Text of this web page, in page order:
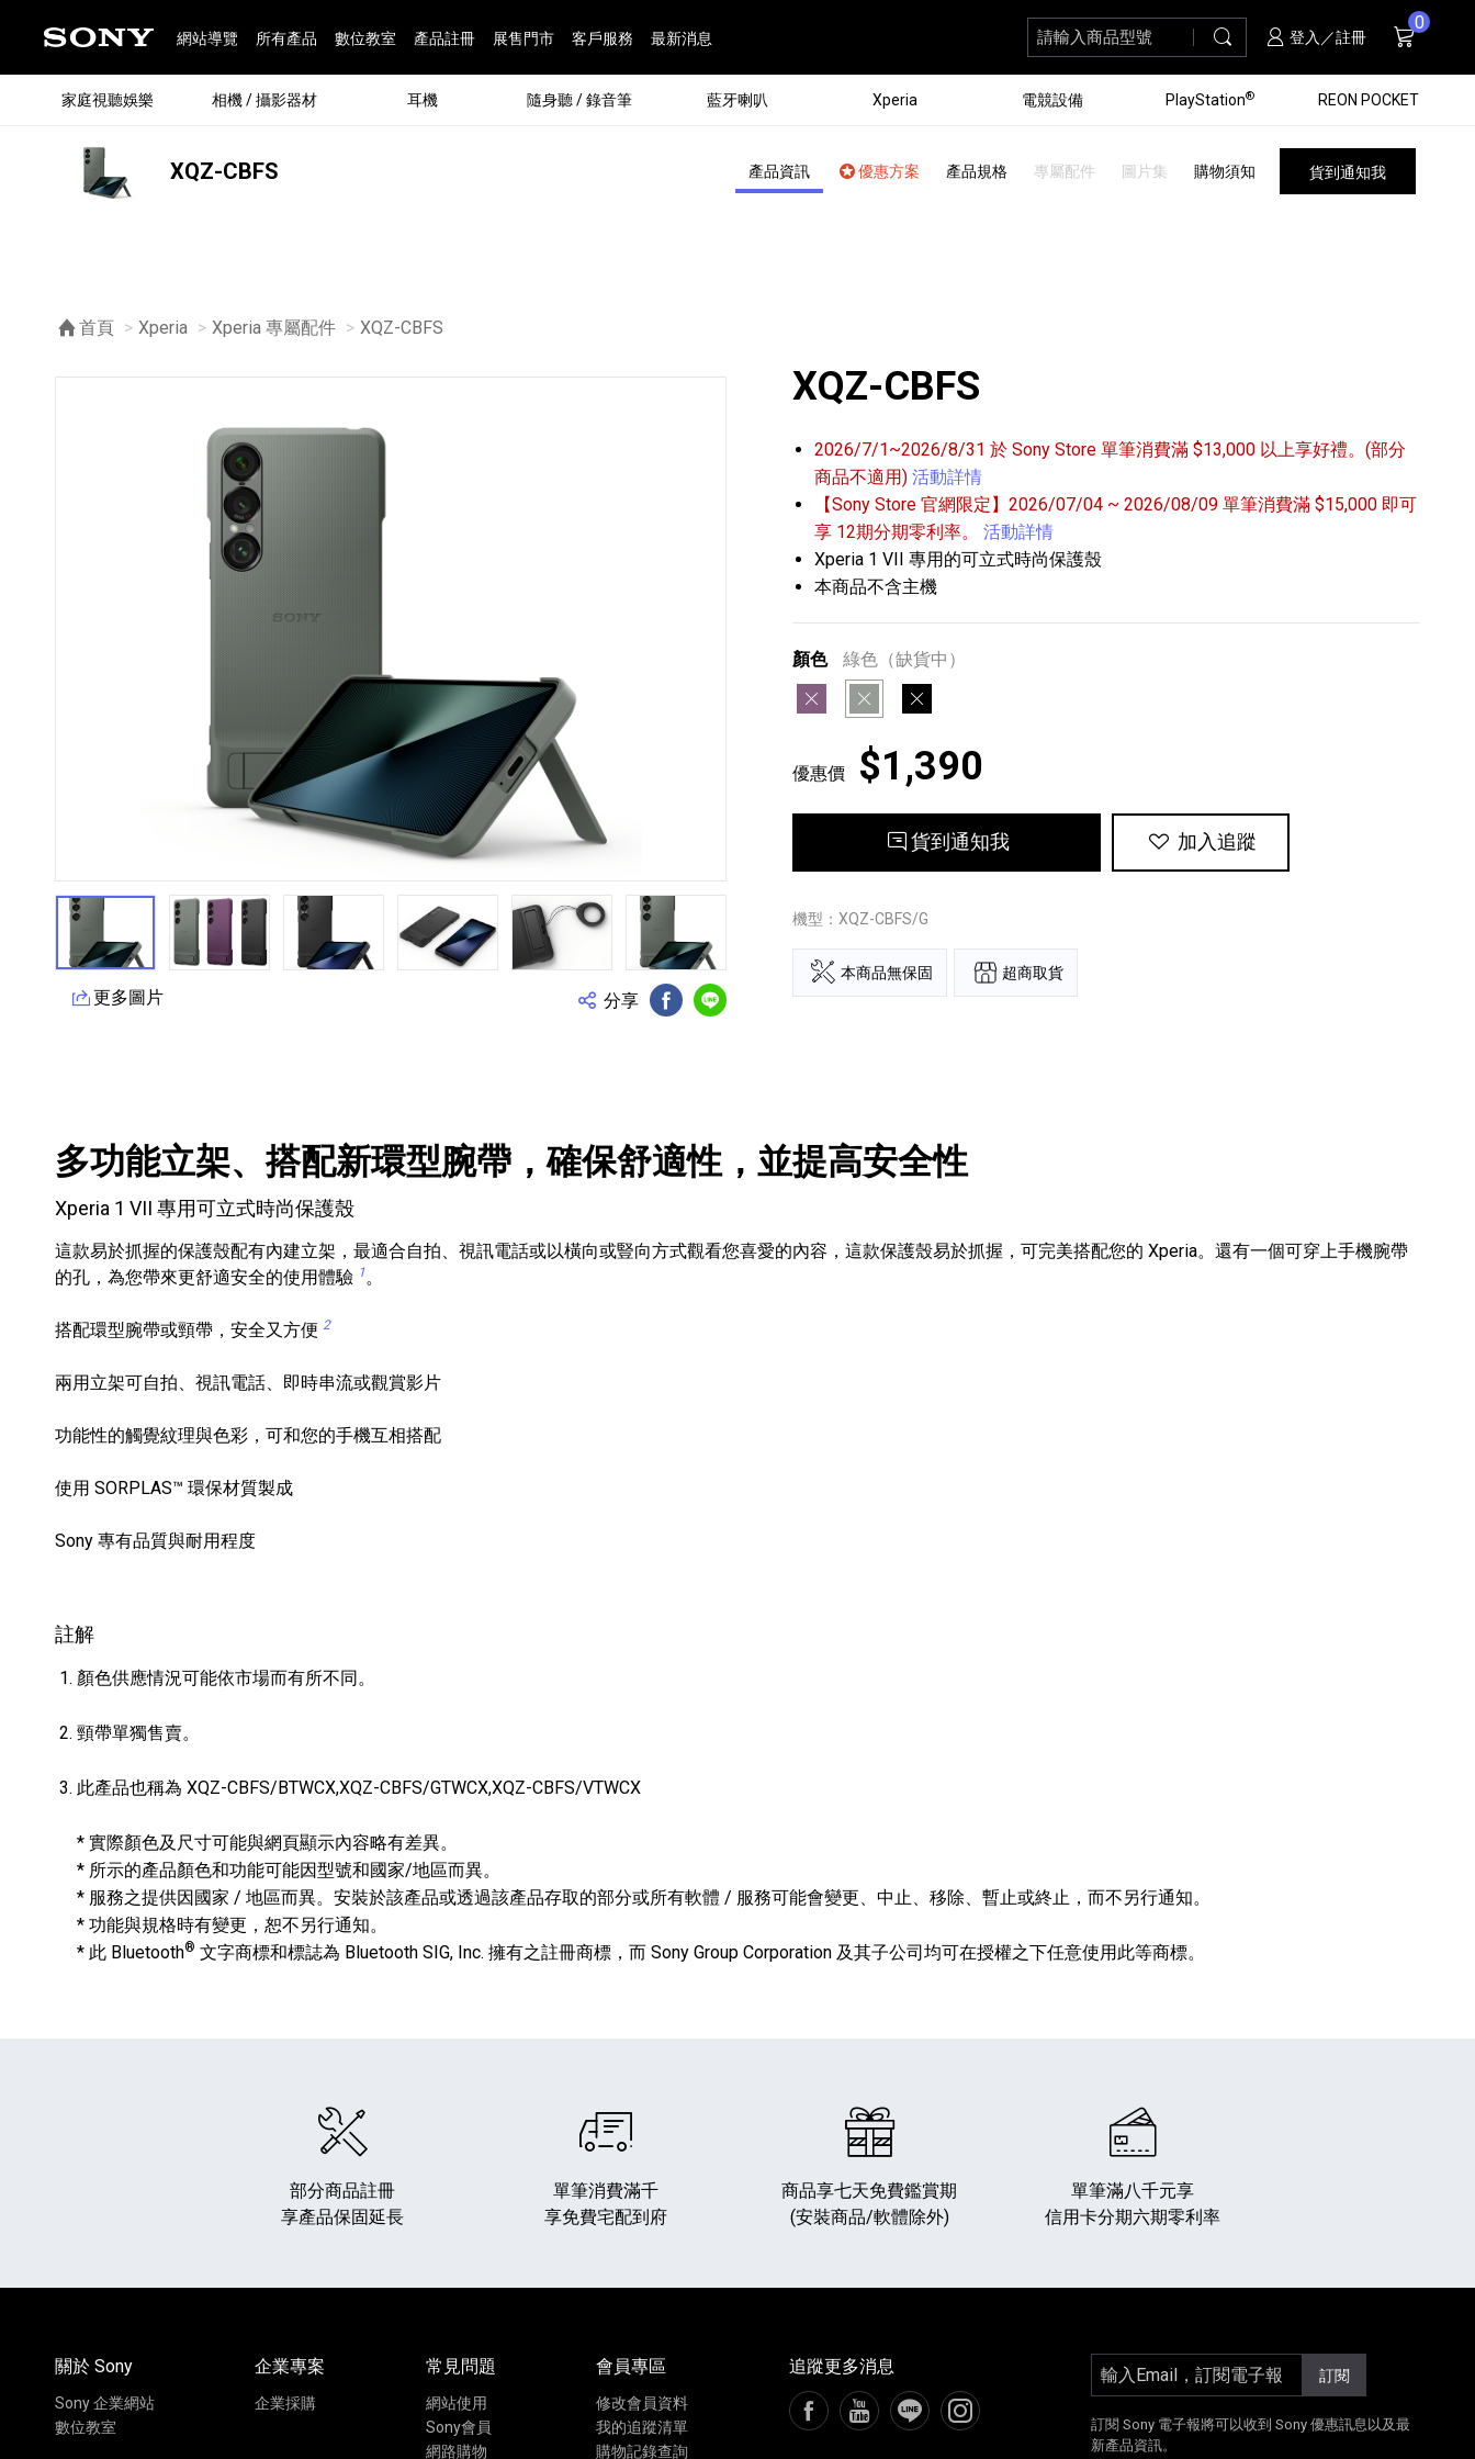
網站導覽 所有產品 數位教室 產品註冊 展售門市 客戶服務 最新消息 請輸入商品型號 搜尋 登入／註冊 購物車
0
項商品
家庭視聽娛樂
BRAVIA 全系列 BRAVIA 專屬配件 9個產品 黑膠唱盤 3個產品
11 個產品 藍光播放器
相機 / 攝影器材
α 數位單眼相機 α 專屬配件 143個產品 ZV 數位相機 16個產品
隨身型數位相機 64 個產品 相機麥克風 / 收錄音組 數位攝影機 / 配件
耳機
全系列耳機
隨身聽 / 錄音筆
Walkman 數位隨身聽 錄音筆 / 配件 7個產品
藍牙喇叭 Xperia
Xperia 智慧型手機
電競設備
INZONE 電競螢幕 INZONE 電競周邊 7個產品
PlayStation®
PlayStation ®主機 / 配件
REON POCKET
REON POCKET / 配件
XQZ-CBFS 產品資訊 優惠方案 產品規格 專屬配件 圖片集 購物須知 貨到通知我
首頁 Xperia Xperia 專屬配件 目前頁面：
XQZ-CBFS
第1張 第2張 第3張 第4張 第5張 第6張
更多圖片 分享
FB分享Line分享
XQZ-CBFS
2026/7/1~2026/8/31 於 Sony Store 單筆消費滿 $13,000 以上享好禮。(部分
商品不適用) 活動詳情
【Sony Store 官網限定】2026/07/04 ~ 2026/08/09 單筆消費滿 $15,000 即可
享 12期分期零利率。
活動詳情
Xperia 1 VII 專用的可立式時尚保護殼
本商品不含主機
顏色
綠色（缺貨中）
紫色
綠色 黑色
優惠價 $1,390
貨到通知我 加入追蹤
機型：XQZ-CBFS/G
本商品無保固 超商取貨
多功能立架、搭配新環型腕帶，確保舒適性，並提高安全性
Xperia 1 VII 專用可立式時尚保護殼
這款易於抓握的保護殼配有內建立架，最適合自拍、視訊電話或以橫向或豎向方式觀看您喜愛的內容，這款保護殼易於抓握，可完美搭配您的 Xperia。還有一個可穿上手機腕帶
的孔，為您帶來更舒適安全的使用體驗 1。
搭配環型腕帶或頸帶，安全又方便 2
兩用立架可自拍、視訊電話、即時串流或觀賞影片
功能性的觸覺紋理與色彩，可和您的手機互相搭配
使用 SORPLAS™ 環保材質製成
Sony 專有品質與耐用程度
註解
顏色供應情況可能依市場而有所不同。
頸帶單獨售賣。
此產品也稱為 XQZ-CBFS/BTWCX,XQZ-CBFS/GTWCX,XQZ-CBFS/VTWCX
* 實際顏色及尺寸可能與網頁顯示內容略有差異。
* 所示的產品顏色和功能可能因型號和國家/地區而異。
* 服務之提供因國家 / 地區而異。安裝於該產品或透過該產品存取的部分或所有軟體 / 服務可能會變更、中止、移除、暫止或終止，而不另行通知。
* 功能與規格時有變更，恕不另行通知。
* 此 Bluetooth® 文字商標和標誌為 Bluetooth SIG, Inc. 擁有之註冊商標，而 Sony Group Corporation 及其子公司均可在授權之下任意使用此等商標。
部分商品註冊
享產品保固延長
單筆消費滿千
享免費宅配到府
商品享七天免費鑑賞期
(安裝商品/軟體除外)
單筆滿八千元享
信用卡分期六期零利率
關於 Sony
Sony 企業網站
數位教室
企業專案
企業採購
常見問題
網站使用
Sony會員
網路購物
會員專區
修改會員資料
我的追蹤清單
購物記錄查詢
追蹤更多消息
FB粉絲專頁[另開新視窗]
YouTube頻道[另開新視窗]
加入LINE[另開新視窗]
追蹤Instagram[另開新視窗]
輸入Email，訂閱電子報 訂閱
訂閱 Sony 電子報將可以收到 Sony 優惠訊息以及最
新產品資訊。